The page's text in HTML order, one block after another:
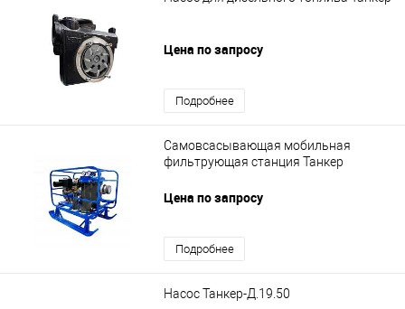
Цена по запросу
Подробнее
Самовсасывающая мобильная
фильтрующая станция Танкер
Цена по запросу
Подробнее
Насос Танкер-Д.19.50